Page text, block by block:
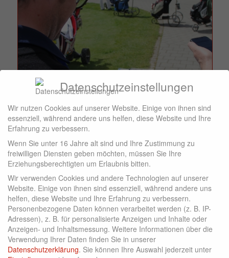
Datenschutzeinstellungen
Wir nutzen Cookies auf unserer Website. Einige von ihnen sind
essenziell, während andere uns helfen, diese Website und Ihre
Erfahrung zu verbessern.
Wenn Sie unter 16 Jahre alt sind und Ihre Zustimmung zu
freiwilligen Diensten geben möchten, müssen Sie Ihre
Erziehungsberechtigten um Erlaubnis bitten.
Wir verwenden Cookies und andere Technologien auf unserer
Website. Einige von ihnen sind essenziell, während andere uns
helfen, diese Website und Ihre Erfahrung zu verbessern.
Personenbezogene Daten können verarbeitet werden (z. B. IP-
Adressen), z. B. für personalisierte Anzeigen und Inhalte oder
Anzeigen- und Inhaltsmessung. Weitere Informationen über die
Verwendung Ihrer Daten finden Sie in unserer
Datenschutzerklärung. Sie können Ihre Auswahl jederzeit unter